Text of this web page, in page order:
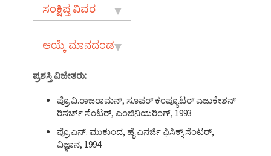
ಸಂಕ್ಷಿಪ್ತ ವಿವರ
ಆಯ್ಕೆ ಮಾನದಂಡ
ಪ್ರಶಸ್ತಿವಿಜೇತರು:
ಪ್ರೊ.ವಿ.ರಾಜರಾಮನ್, ಸೂಪರ್ ಕಂಪ್ಯೂಟರ್ ಎಜುಕೇಶನ್
ರಿಸರ್ಚ್ ಸೆಂಟರ್, ಎಂಜಿನಿಯರಿಂಗ್, 1993
ಪ್ರೊ.ಎನ್. ಮುಕುಂದ, ಹೈ ಎನರ್ಜಿ ಫಿಸಿಕ್ಸ್ ಸೆಂಟರ್,
ವಿಜ್ಞಾನ, 1994